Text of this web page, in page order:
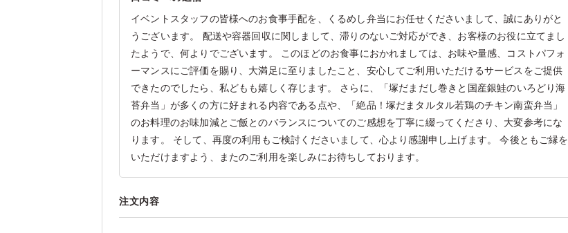
イベントスタッフの皆様へのお食事手配を、くるめし弁当にお任せくださいまして、誠にありがと
うございます。 配送や容器回収に関しまして、滞りのないご対応ができ、お客様のお役に立てまし
たようで、何よりでございます。 このほどのお食事におかれましては、お味や量感、コストパフォ
ーマンスにご評価を賜り、大満足に至りましたこと、安心してご利用いただけるサービスをご提供
できたのでしたら、私どもも嬉しく存じます。 さらに、「塚だまだし巻きと国産銀鮭のいろどり海
苔弁当」が多くの方に好まれる内容である点や、「絶品！塚だまタルタル若鶏のチキン南蛮弁当」
のお料理のお味加減とご飯とのバランスについてのご感想を丁寧に綴ってくださり、大変参考にな
ります。 そして、再度の利用もご検討くださいまして、心より感謝申し上げます。 今後ともご縁を
いただけますよう、またのご利用を楽しみにお待ちしております。
注文内容